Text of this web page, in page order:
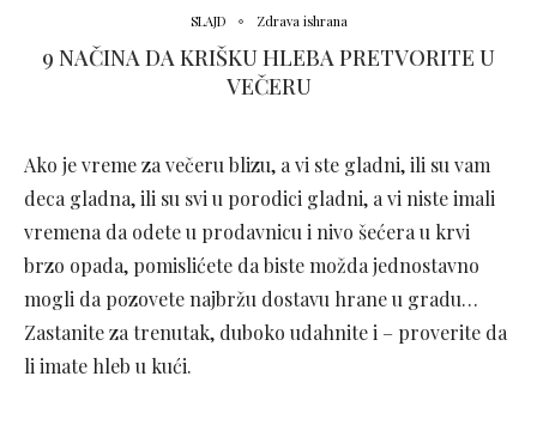
SLAJD Zdrava ishrana
9 NAČINA DA KRIŠKU HLEBA PRETVORITE U
VEČERU
Ako je vreme za večeru blizu, a vi ste gladni, ili su vam
deca gladna, ili su svi u porodici gladni, a vi niste imali
vremena da odete u prodavnicu i nivo šećera u krvi
brzo opada, pomislićete da biste možda jednostavno
mogli da pozovete najbržu dostavu hrane u gradu…
Zastanite za trenutak, duboko udahnite i – proverite da
li imate hleb u kući.